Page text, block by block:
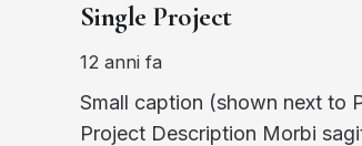
Single Project
12 anni fa
Small caption (shown next to
Project Description Morbi